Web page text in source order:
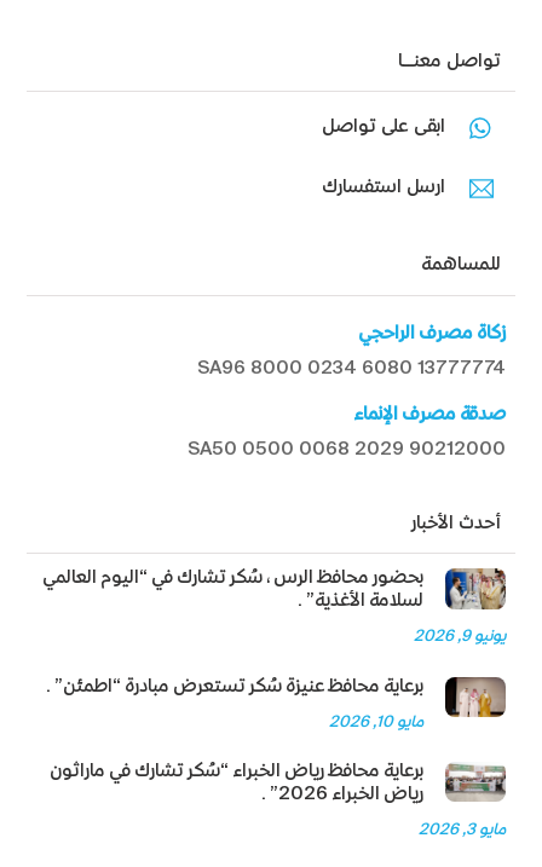
تواصل معنـــا
ابقى على تواصل
ارسل استفسارك
للمساهمة
زكاة مصرف الراحجي
SA96 8000 0234 6080 13777774
صدقة مصرف الإنماء
SA50 0500 0068 2029 90212000
أحدث الأخبار
بحضور محافظ الرس، سُكر تشارك في “اليوم العالمي
لسلامة الأغذية”.
يونيو 9, 2026
برعاية محافظ عنيزة سُكر تستعرض مبادرة “اطمئن”.
مايو 10, 2026
برعاية محافظ رياض الخبراء “سُكر تشارك في ماراثون
رياض الخبراء 2026”.
مايو 3, 2026